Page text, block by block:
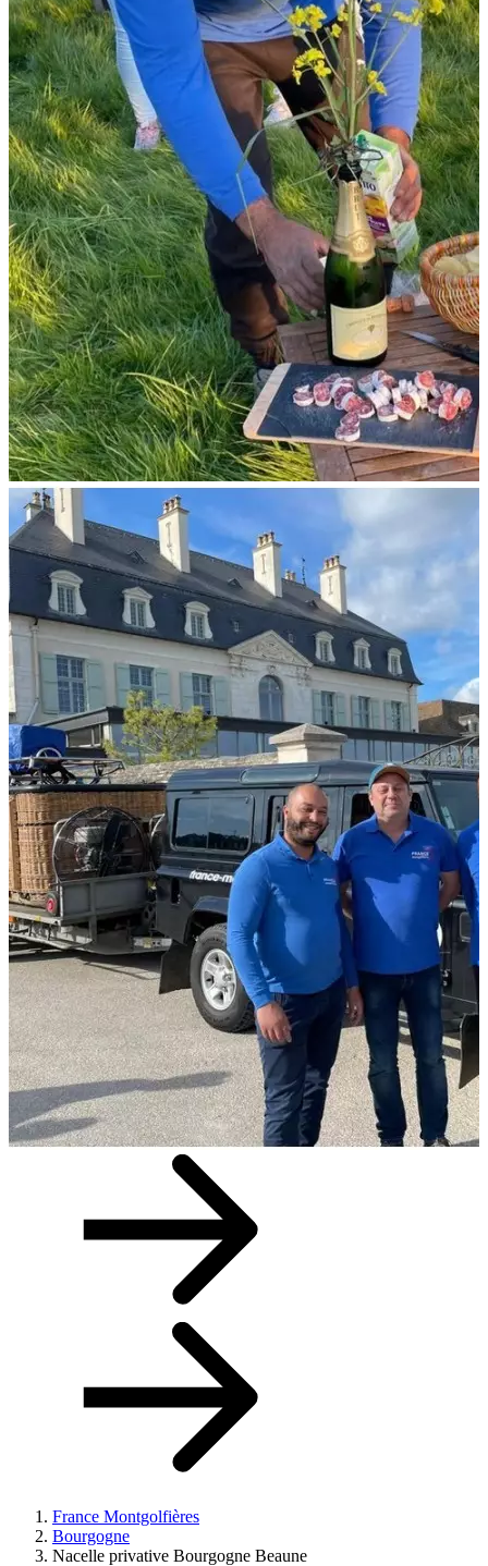
France Montgolfières
Bourgogne
Nacelle privative Bourgogne Beaune